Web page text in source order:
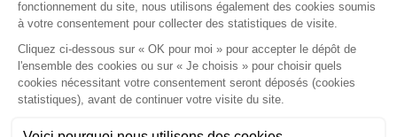
Écosystème
Carrières
Honoraires
Contacts
Mentions légales
Plan du site
Espace client